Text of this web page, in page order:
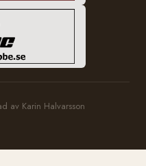
av Karin Halvarsson